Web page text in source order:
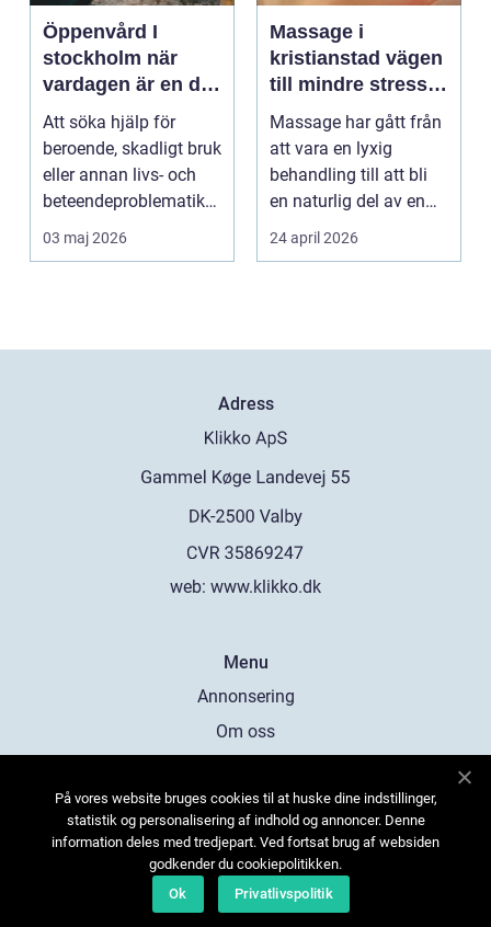
Öppenvård I
stockholm när
vardagen är en del
av behandlingen
Att söka hjälp för
beroende, skadligt bruk
eller annan livs- och
beteendeproblematik
är ett stort st...
03 maj 2026
Massage i
kristianstad vägen
till mindre stress
och mer energi i
vardagen
Massage har gått från
att vara en lyxig
behandling till att bli
en naturlig del av en
hållbar livsst...
24 april 2026
Adress
web: www.klikko.dk
Menu
Annonsering
Om oss
Kontakta oss
Sitemap
På vores website bruges cookies til at huske dine indstillinger,
statistik og personalisering af indhold og annoncer. Denne
information deles med tredjepart. Ved fortsat brug af websiden
godkender du cookiepolitikken.
Ok
Privatlivspolitik